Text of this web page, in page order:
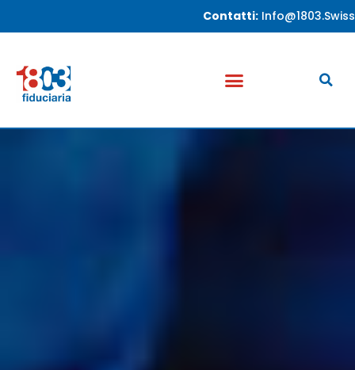
Contatti: Info@1803.swiss